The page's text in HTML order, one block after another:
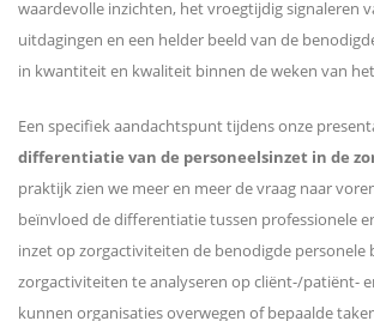
waardevolle inzichten, het vroegtijdig signaleren
uitdagingen en een helder beeld van de
in kwantiteit en kwaliteit binnen de weken van
Een specifiek aandachtspunt tijdens onze
differentiatie van de personeelsinzet in de
praktijk zien we meer en meer de vraag naar
beïnvloed de differentiatie tussen professionele
inzet op zorgactiviteiten de benodigde personele
zorgactiviteiten te analyseren op cliënt-/patiënt-
kunnen organisaties overwegen of bepaalde